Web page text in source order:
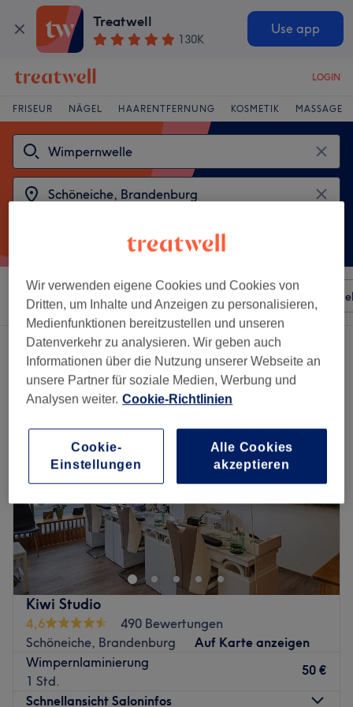
Treatwell
130K
Use app
LOGIN
FRISEUR NÄGEL HAARENTFERNUNG KOSMETIK MASSAGE
Sortieren nach Besonderheiten
2 Salons die anbieten:
wimpernwelle in der Nähe von Schöneiche, Brandenburg
Kiwi Studio
4,6
490 Bewertungen
Schöneiche, Brandenburg
Auf Karte anzeigen
Wimpernlaminierung
1 Std.
50 €
Schnellansicht Saloninfos
Wir verwenden eigene Cookies und Cookies von
Dritten, um Inhalte und Anzeigen zu personalisieren,
Medienfunktionen bereitzustellen und unseren
Datenverkehr zu analysieren. Wir geben auch
Informationen über die Nutzung unserer Webseite an
unsere Partner für soziale Medien, Werbung und
Analysen weiter. Cookie-Richtlinien
Cookie-
Einstellungen
Alle Cookies
akzeptieren